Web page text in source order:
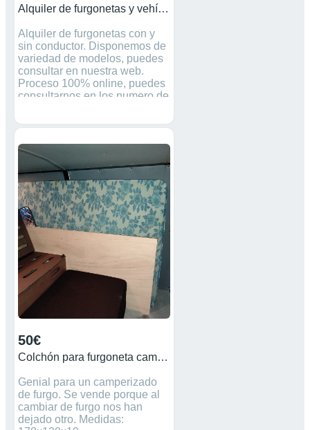
Alquiler de furgonetas y vehículos industriales
Alquiler de furgonetas con y
sin conductor. Disponemos de
variedad de modelos, puedes
consultar en nuestra web.
Proceso 100% online, puedes
consultarnos en los numero de
83 32, o escribirnos en el
estaríamos alegre en ayudarte.
Ofrecemos descuentos y nos
adaptamos a tu presupuesto
50€
Colchón para furgoneta camper
Genial para un camperizado
de furgo. Se vende porque al
cambiar de furgo nos han
dejado otro. Medidas: